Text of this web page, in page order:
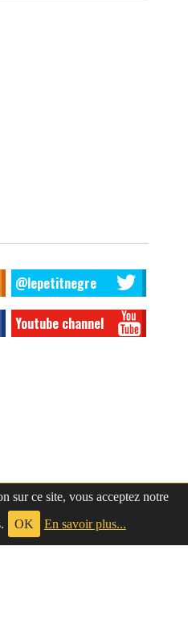
sur ce site, vous acceptez notre
OK En savoir plus...
@lepetitnegre
Youtube channel